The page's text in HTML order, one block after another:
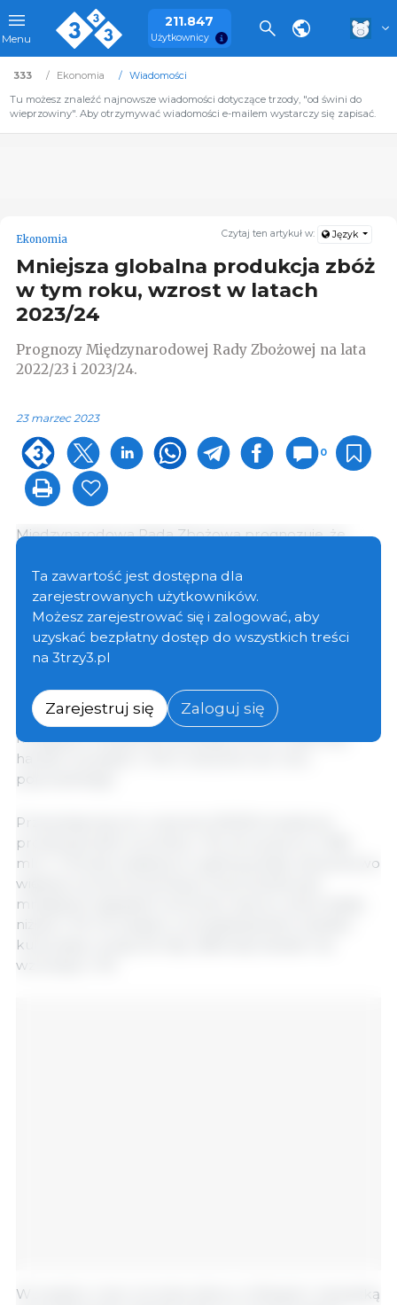
Menu
211.847
Użytkownicy
333 Ekonomia
Wiadomości
Tu możesz znaleźć najnowsze wiadomości dotyczące trzody, "od świni do
wieprzowiny". Aby otrzymywać wiadomości e-mailem wystarczy się zapisać.
Czytaj ten artykuł w: Język
Ekonomia
Mniejsza globalna produkcja zbóż
w tym roku, wzrost w latach
2023/24
Prognozy Międzynarodowej Rady Zbożowej na lata
2022/23 i 2023/24.
23 marzec 2023
0
Międzynarodowa Rada Zbożowa prognozuje, że
2022/23 r. będzie o 2% niższa rok do roku i wyniesie 2
250 mln t, spadając po raz pierwszy od 2017/18 r.,
głównie z powodu mniejszych zbiorów kukurydzy.
Przewiduje się, że konsumpcja również się zmniejszy,
głównie z powodu mniejszego wykorzystania pasz,
zapasy końcowe skurczą się o 2%, do poziomu
najniższego od ośmiu sezonów. W związku z
mniejszymi dostawami grubego ziarna, całkowity
handel ma spaść o 4% w stosunku do roku
poprzedniego.
Przewiduje się, że w sezonie 2023/24 światowa
produkcja zbóż wzrośnie o 1%, do poziomu 2 283
mln t. Chociaż zwiększy to ogólną podaż, stosunkowo
większy wzrost konsumpcji może skutkować
mniejszymi zapasami na koniec sezonu, które będą
niższe o 1%. W związku z przyspieszeniem dostaw
kukurydzy i sorgo do Azji, całkowity handel ma
wzrosnąć o 1%.
W związku z tym, że duże zbiory w Brazylii z nawiązką
Ta zawartość jest dostępna dla
zarejestrowanych użytkowników.
Możesz zarejestrować się i zalogować, aby
uzyskać bezpłatny dostęp do wszystkich treści
na 3trzy3.pl
Zarejestruj się Zaloguj się